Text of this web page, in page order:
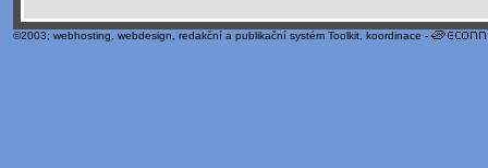
©2003; webhosting webdesign redakční a publikační systém Toolkit , koordinace -